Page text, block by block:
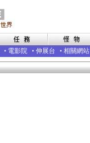
• 電影院 • 伸展台 • 相關網站